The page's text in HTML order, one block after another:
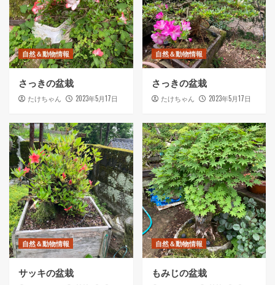
自然＆動物情報
さっきの盆栽
たけちゃん 2023年5月17日
自然＆動物情報
さっきの盆栽
たけちゃん 2023年5月17日
自然＆動物情報
サッキの盆栽
自然＆動物情報
もみじの盆栽